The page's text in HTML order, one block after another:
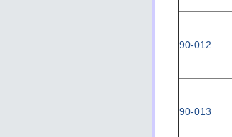
90-012
90-013